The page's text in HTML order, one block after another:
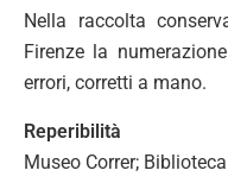
Nella raccolta
Firenze la
errori, corretti a mano.
Reperibilità
Museo Correr;